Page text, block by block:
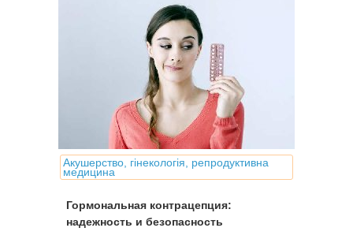
Акушерство, гінекологія, репродуктивна
медицина
Гормональная контрацепция:
надежность и безопасность